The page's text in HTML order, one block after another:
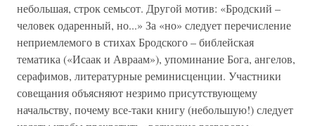
небольшая, строк семьсот. Другой мотив: «Бродский –
человек одаренный, но...» За «но» следует перечисление
неприемлемого в стихах Бродского – библейская
тематика («Исаак и Авраам»), упоминание Бога, ангелов,
серафимов, литературные реминисценции. Участники
совещания объясняют незримо присутствующему
начальству, почему все-таки книгу (небольшую!) следует